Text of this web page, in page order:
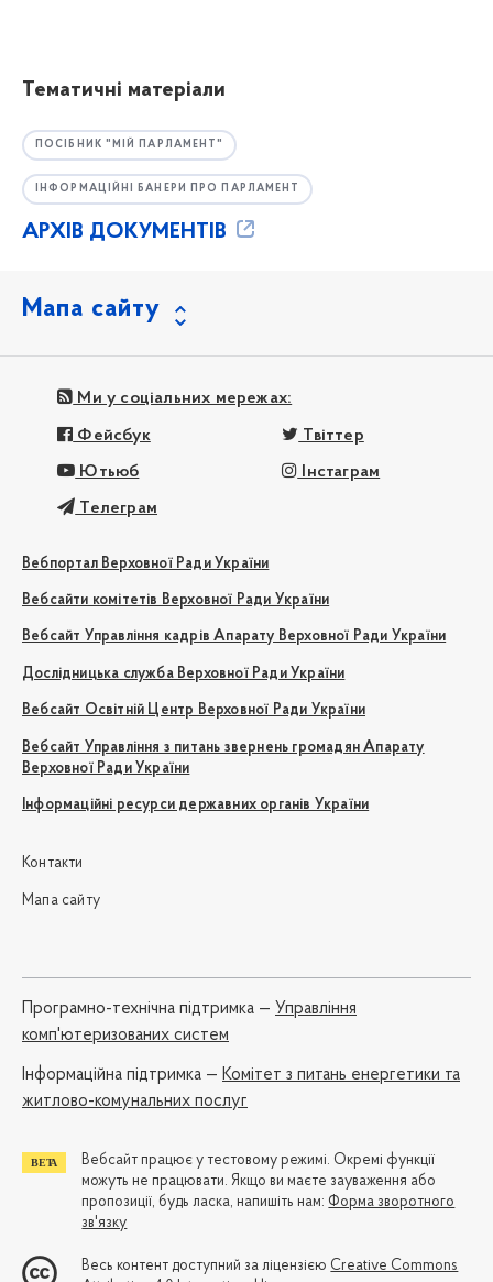
Тематичні матеріали
ПОСІБНИК "МІЙ ПАРЛАМЕНТ"
ІНФОРМАЦІЙНІ БАНЕРИ ПРО ПАРЛАМЕНТ
АРХІВ ДОКУМЕНТІВ
Мапа сайту
Ми у соціальних мережах:
Фейсбук Твіттер
Ютьюб Інстаграм
Телеграм
Вебпортал Верховної Ради України
Вебсайти комітетів Верховної Ради України
Вебсайт Управління кадрів Апарату Верховної Ради України
Дослідницька служба Верховної Ради України
Вебсайт Освітній Центр Верховної Ради України
Вебсайт Управління з питань звернень громадян Апарату
Верховної Ради України
Інформаційні ресурси державних органів України
Контакти
Мапа сайту
Програмно-технічна підтримка — Управління
комп'ютеризованих систем
Iнформаційна підтримка — Комітет з питань енергетики та
житлово-комунальних послуг
Вебсайт працює у тестовому режимі. Окремі функції
можуть не працювати. Якщо ви маєте зауваження або
пропозиції, будь ласка, напишіть нам: Форма зворотного
зв'язку
Весь контент доступний за ліцензією Creative Commons